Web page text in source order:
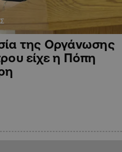
της Οργάνωσης
είχε η Πόπη